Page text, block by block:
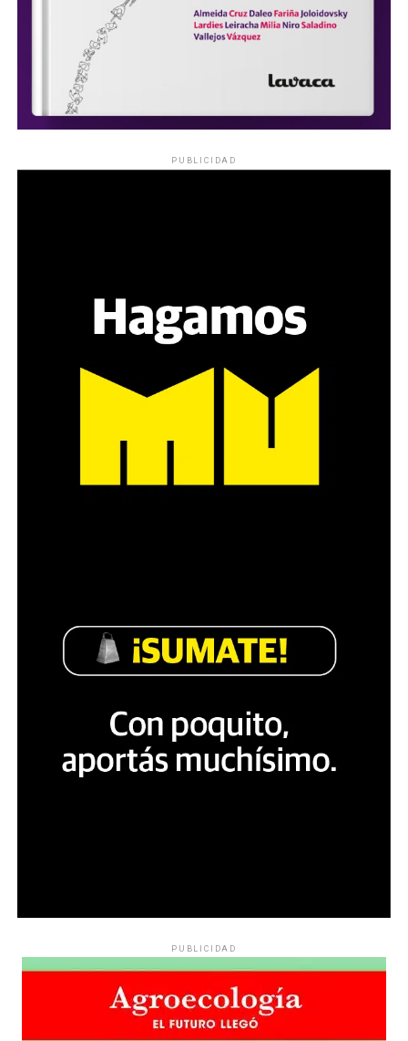
PUBLICIDAD
PUBLICIDAD